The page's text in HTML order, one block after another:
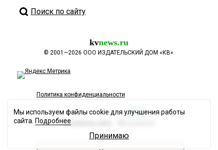
Поиск по сайту
kvnews.ru
© 2001—2026 ООО ИЗДАТЕЛЬСКИЙ ДОМ «КВ».
Политика конфиденциальности
Разработка сайта
Мы используем файлы cookie для улучшения работы
сайта. Подробнее
Принимаю